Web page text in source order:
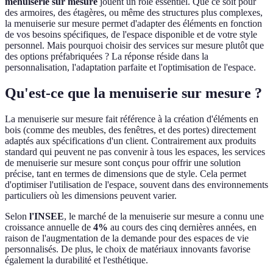
des armoires, des étagères, ou même des structures plus complexes,
la menuiserie sur mesure permet d'adapter des éléments en fonction
de vos besoins spécifiques, de l'espace disponible et de votre style
personnel. Mais pourquoi choisir des services sur mesure plutôt que
des options préfabriquées ? La réponse réside dans la
personnalisation, l'adaptation parfaite et l'optimisation de l'espace.
Qu'est-ce que la menuiserie sur mesure ?
La menuiserie sur mesure fait référence à la création d'éléments en
bois (comme des meubles, des fenêtres, et des portes) directement
adaptés aux spécifications d'un client. Contrairement aux produits
standard qui peuvent ne pas convenir à tous les espaces, les services
de menuiserie sur mesure sont conçus pour offrir une solution
précise, tant en termes de dimensions que de style. Cela permet
d'optimiser l'utilisation de l'espace, souvent dans des environnements
particuliers où les dimensions peuvent varier.
Selon l'INSEE, le marché de la menuiserie sur mesure a connu une
croissance annuelle de 4% au cours des cinq dernières années, en
raison de l'augmentation de la demande pour des espaces de vie
personnalisés. De plus, le choix de matériaux innovants favorise
également la durabilité et l'esthétique.